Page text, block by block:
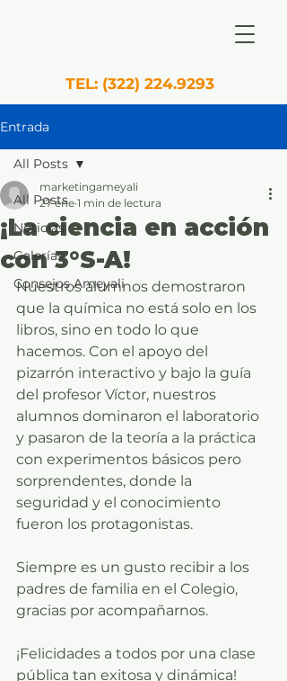
TEL: (322) 224.9293
Entrada
All Posts
Noticias
Galerías
Consejos Ameyali
All Posts
¡La ciencia en acción
con 3°S-A!
marketingameyali
27 ene 1 min de lectura
Nuestros alumnos demostraron
que la química no está solo en los
libros, sino en todo lo que
hacemos. Con el apoyo del
pizarrón interactivo y bajo la guía
del profesor Víctor, nuestros
alumnos dominaron el laboratorio
y pasaron de la teoría a la práctica
con experimentos básicos pero
sorprendentes, donde la
seguridad y el conocimiento
fueron los protagonistas.
Siempre es un gusto recibir a los
padres de familia en el Colegio,
gracias por acompañarnos.
¡Felicidades a todos por una clase
pública tan exitosa y dinámica!